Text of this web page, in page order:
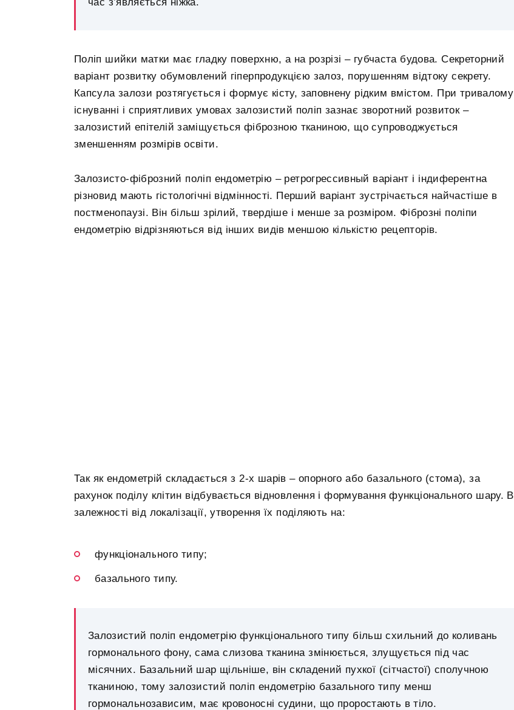
Поліп шийки матки має гладку поверхню, а на розрізі – губчаста будова. Секреторний
варіант розвитку обумовлений гіперпродукцією залоз, порушенням відтоку секрету.
Капсула залози розтягується і формує кісту, заповнену рідким вмістом. При тривалому
існуванні і сприятливих умовах залозистий поліп зазнає зворотний розвиток –
залозистий епітелій заміщується фіброзною тканиною, що супроводжується
зменшенням розмірів освіти.
Залозисто-фіброзний поліп ендометрію – ретрогрессивный варіант і індиферентна
різновид мають гістологічні відмінності. Перший варіант зустрічається найчастіше в
постменопаузі. Він більш зрілий, твердіше і менше за розміром. Фіброзні поліпи
ендометрію відрізняються від інших видів меншою кількістю рецепторів.
Так як ендометрій складається з 2-х шарів – опорного або базального (стома), за
рахунок поділу клітин відбувається відновлення і формування функціонального шару. В
залежності від локалізації, утворення їх поділяють на:
функціонального типу;
базального типу.
Залозистий поліп ендометрію функціонального типу більш схильний до коливань
гормонального фону, сама слизова тканина змінюється, злущується під час
місячних. Базальний шар щільніше, він складений пухкої (сітчастої) сполучною
тканиною, тому залозистий поліп ендометрію базального типу менш
гормональнозависим, має кровоносні судини, що проростають в тіло.